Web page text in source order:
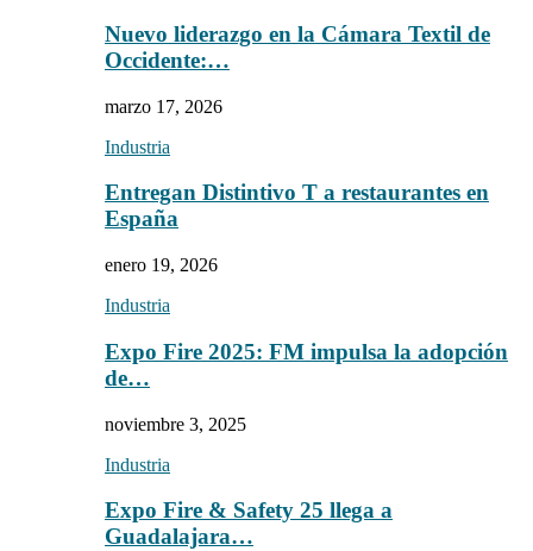
Nuevo liderazgo en la Cámara Textil de
Occidente:…
marzo 17, 2026
Industria
Entregan Distintivo T a restaurantes en
España
enero 19, 2026
Industria
Expo Fire 2025: FM impulsa la adopción
de…
noviembre 3, 2025
Industria
Expo Fire & Safety 25 llega a
Guadalajara…